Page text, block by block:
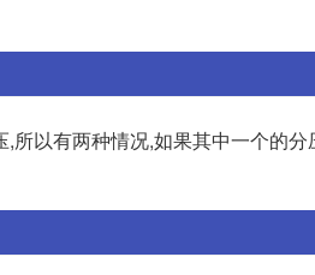
以有两种情况,如果其中一个的